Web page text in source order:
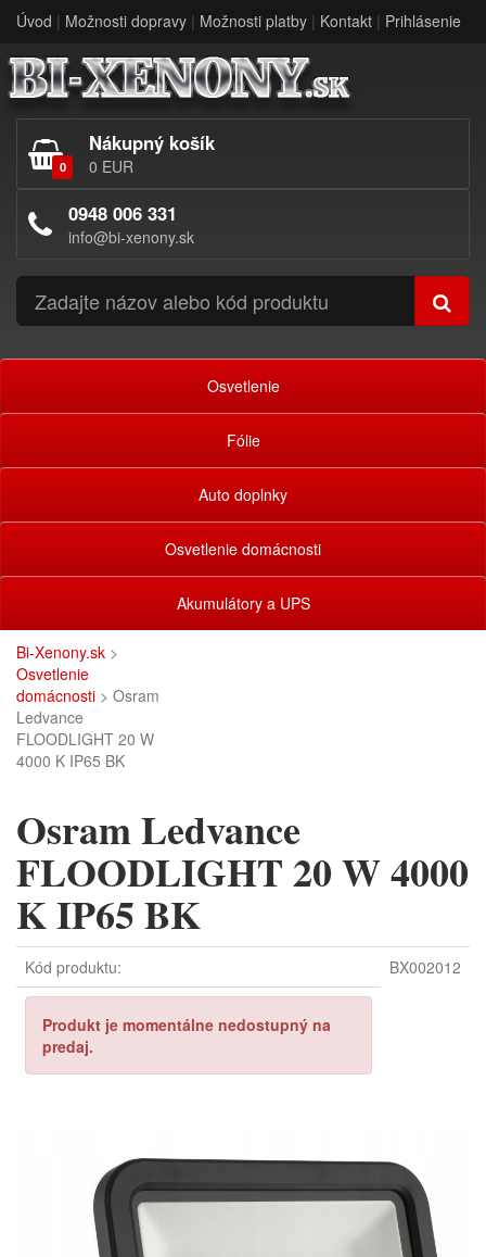
Úvod | Možnosti dopravy | Možnosti platby | Kontakt | Prihlásenie
0
Nákupný košík
0 EUR
0948 006 331
info@bi-xenony.sk
Osvetlenie
Fólie
Auto doplnky
Osvetlenie domácnosti
Akumulátory a UPS
Bi-Xenony.sk >
Osvetlenie
domácnosti > Osram
Ledvance
FLOODLIGHT 20 W
4000 K IP65 BK
Osram Ledvance
FLOODLIGHT 20 W 4000
K IP65 BK
Kód produktu: BX002012
Produkt je momentálne nedostupný na
predaj.